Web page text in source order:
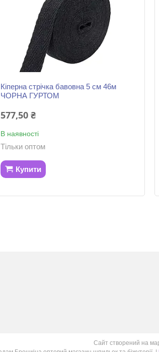
Кіперна стрічка бавовна 5 см 46м
ЧОРНА ГУРТОМ
577,50 ₴
В наявності
Тільки оптом
Купити
Сайт створений на